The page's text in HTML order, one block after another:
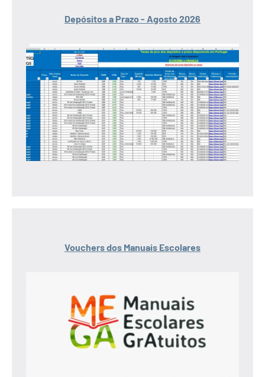
Depósitos a Prazo - Agosto 2026
Vouchers dos Manuais Escolares